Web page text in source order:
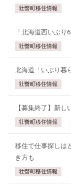
壮瞥町移住情報
「北海道西いぶ
壮瞥町移住情報
北海道「いぶり暮
壮瞥町移住情報
【募集終了】新し
壮瞥町移住情報
移住で仕事探しは
き方も
壮瞥町移住情報